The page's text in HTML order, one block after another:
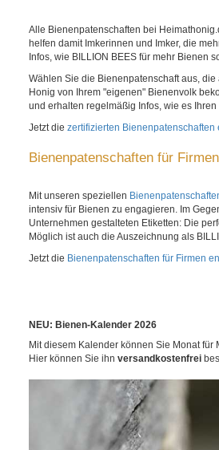
Alle Bienenpatenschaften bei
helfen damit Imkerinnen und Imker, die
Infos, wie BILLION BEES für mehr Bienen
Wählen Sie die Bienenpatenschaft aus,
Honig von Ihrem "eigenen" Bienenvolk
und erhalten regelmäßig Infos, wie es
Jetzt die zertifizierten Bienenpatenschaften
Bienenpatenschaften für Firmen
Mit unseren speziellen
intensiv für Bienen zu engagieren. Im
Unternehmen gestalteten Etiketten: Die
Möglich ist auch die Auszeichnung als
Jetzt die Bienenpatenschaften für Firmen
NEU: Bienen-Kalender 2026
Mit diesem Kalender können Sie Monat
Hier können Sie ihn versandkostenfrei